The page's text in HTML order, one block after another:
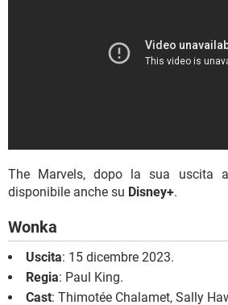
The Marvels, dopo la sua uscita
disponibile anche su Disney+.
Wonka
Uscita: 15 dicembre 2023.
Regia: Paul King.
Cast: Thimotée Chalamet, Sally